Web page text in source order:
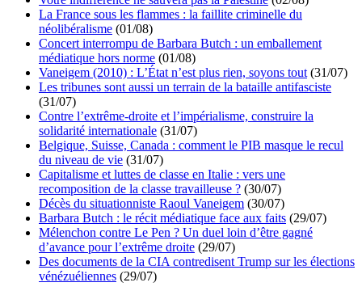
La France sous les flammes : la faillite criminelle du
néolibéralisme (01/08)
Concert interrompu de Barbara Butch : un emballement
médiatique hors norme (01/08)
Vaneigem (2010) : L’État n’est plus rien, soyons tout (31/07)
Les tribunes sont aussi un terrain de la bataille antifasciste
(31/07)
Contre l’extrême-droite et l’impérialisme, construire la
solidarité internationale (31/07)
Belgique, Suisse, Canada : comment le PIB masque le recul
du niveau de vie (31/07)
Capitalisme et luttes de classe en Italie : vers une
recomposition de la classe travailleuse ? (30/07)
Décès du situationniste Raoul Vaneigem (30/07)
Barbara Butch : le récit médiatique face aux faits (29/07)
Mélenchon contre Le Pen ? Un duel loin d’être gagné
d’avance pour l’extrême droite (29/07)
Des documents de la CIA contredisent Trump sur les élections
vénézuéliennes (29/07)